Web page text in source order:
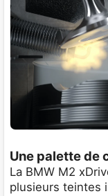
Une palette de
La BMW M2
plusieurs teintes